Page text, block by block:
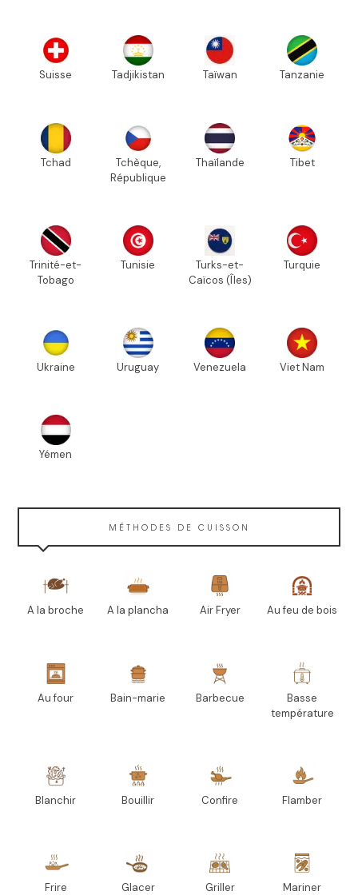
Suisse Tadjikistan Taïwan Tanzanie
Tchad
Tchèque,
République
Thaïlande Tibet
Trinité-et-
Tobago
Tunisie
Turks-et-
Caïcos (Îles)
Turquie
Ukraine Uruguay Venezuela Viet Nam
Yémen
MÉTHODES DE CUISSON
A la broche A la plancha Air Fryer Au feu de bois
Au four Bain-marie Barbecue
Basse
température
Blanchir Bouillir Confire Flamber
Frire Glacer Griller Mariner